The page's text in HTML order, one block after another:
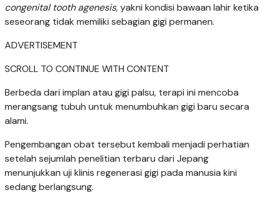
congenital tooth agenesis, yakni kondisi bawaan lahir ketika
seseorang tidak memiliki sebagian gigi permanen.
ADVERTISEMENT
SCROLL TO CONTINUE WITH CONTENT
Berbeda dari implan atau gigi palsu, terapi ini mencoba
merangsang tubuh untuk menumbuhkan gigi baru secara
alami.
Pengembangan obat tersebut kembali menjadi perhatian
setelah sejumlah penelitian terbaru dari Jepang
menunjukkan uji klinis regenerasi gigi pada manusia kini
sedang berlangsung.